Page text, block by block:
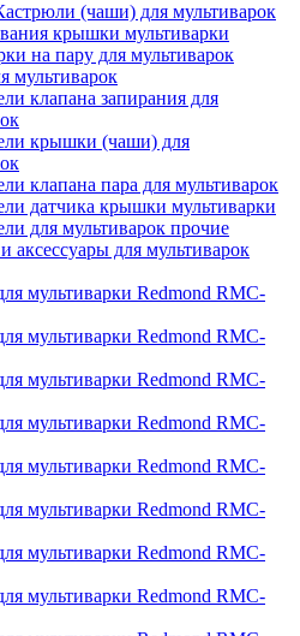
(чаши) для мультиварок
крышки мультиварки
на пару для мультиварок
мультиварок
клапана запирания для
крышки (чаши) для
клапана пара для мультиварок
датчика крышки мультиварки
для мультиварок прочие
аксессуары для мультиварок
мультиварки Redmond RMC-
мультиварки Redmond RMC-
мультиварки Redmond RMC-
мультиварки Redmond RMC-
мультиварки Redmond RMC-
мультиварки Redmond RMC-
мультиварки Redmond RMC-
мультиварки Redmond RMC-